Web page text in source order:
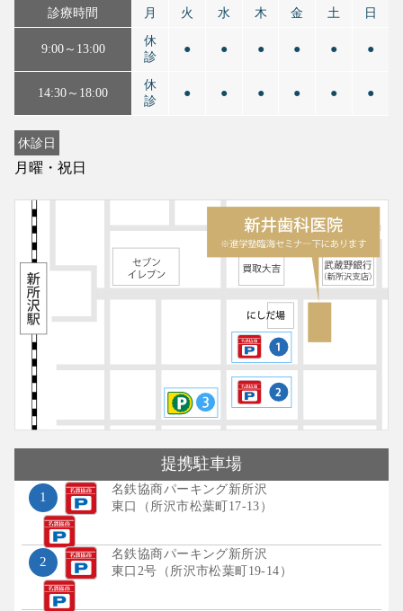
診療時間 月 火 水 木 金 土 日
9:00～13:00
休
診
● ● ● ● ● ●
14:30～18:00
休
診
● ● ● ● ● ●
休診日
月曜・祝日
提携駐車場
1
名鉄協商パーキング新所沢
東口（所沢市松葉町17-13）
2
名鉄協商パーキング新所沢
東口2号（所沢市松葉町19-14）